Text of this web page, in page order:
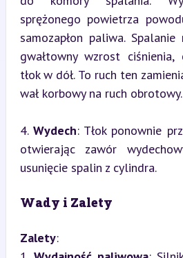
sprężonego powietrza
samozapłon paliwa.
gwałtowny wzrost
tłok w dół. To ruch ten
wał korbowy na ruch obrotowy.
4. Wydech: Tłok ponownie
otwierając zawór
usunięcie spalin z cylindra.
Wady i Zalety
Zalety: